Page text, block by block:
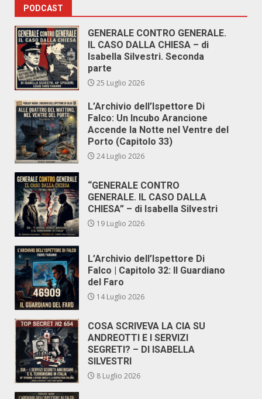
PODCAST
GENERALE CONTRO GENERALE.
IL CASO DALLA CHIESA – di
Isabella Silvestri. Seconda
parte
25 Luglio 2026
L’Archivio dell’Ispettore Di
Falco: Un Incubo Arancione
Accende la Notte nel Ventre del
Porto (Capitolo 33)
24 Luglio 2026
“GENERALE CONTRO
GENERALE. IL CASO DALLA
CHIESA” – di Isabella Silvestri
19 Luglio 2026
L’Archivio dell’Ispettore Di
Falco | Capitolo 32: Il Guardiano
del Faro
14 Luglio 2026
COSA SCRIVEVA LA CIA SU
ANDREOTTI E I SERVIZI
SEGRETI? – DI ISABELLA
SILVESTRI
8 Luglio 2026